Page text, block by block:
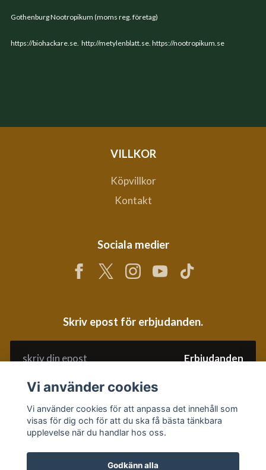
Gothenburg Nootropikum (moms reg. företag)
https://biohackare.se. http://metylenblatt.se. https://nootropikum.se
VILLKOR
Köpvillkor
Kontakt
Sociala medier
Skriv epost för erbjudanden.
Erbjudanden
Vi använder cookies
Vi använder cookies för att anpassa det innehåll som
visas för dig och för att du ska få bästa tänkbara
upplevelse när du handlar hos oss.
Godkänn alla